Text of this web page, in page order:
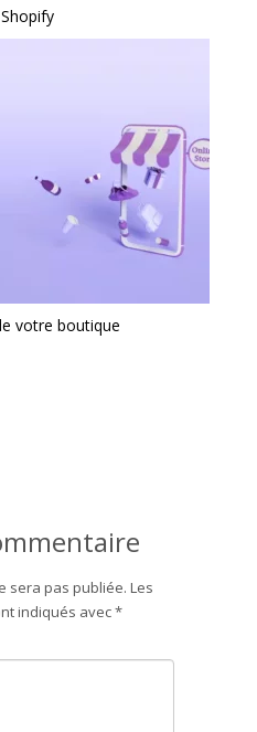
votre boutique
sera pas publiée. Les
indiqués avec*